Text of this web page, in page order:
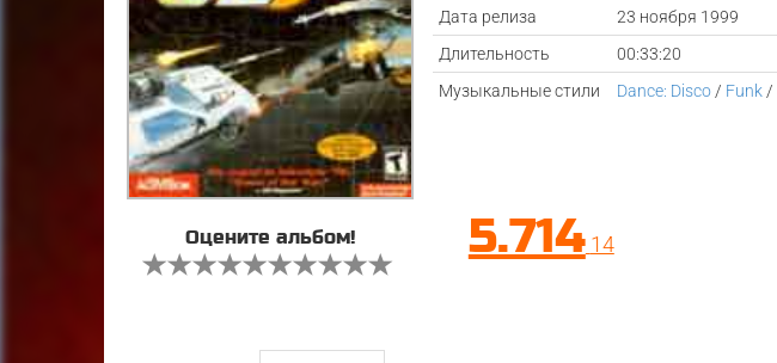
Дата релиза
23 ноября 1999
Длительность
00:33:20
Музыкальные стили
Dance: Disco/ Funk/
Оцените альбом! 5.714 14